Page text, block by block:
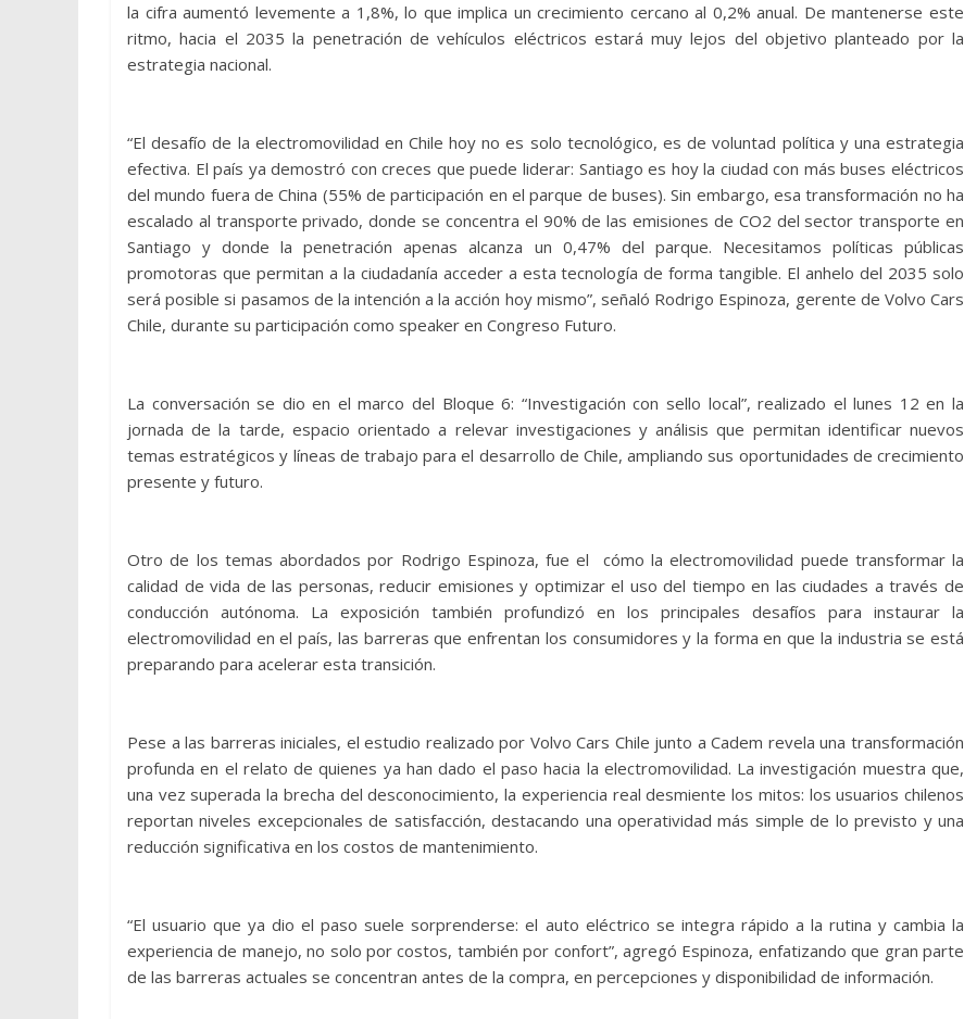
la cifra aumentó levemente a 1,8%, lo que implica un crecimiento cercano al 0,2% anual. De mantenerse este
ritmo, hacia el 2035 la penetración de vehículos eléctricos estará muy lejos del objetivo planteado por la
estrategia nacional.
“El desafío de la electromovilidad en Chile hoy no es solo tecnológico, es de voluntad política y una estrategia
efectiva. El país ya demostró con creces que puede liderar: Santiago es hoy la ciudad con más buses eléctricos
del mundo fuera de China (55% de participación en el parque de buses). Sin embargo, esa transformación no ha
escalado al transporte privado, donde se concentra el 90% de las emisiones de CO2 del sector transporte en
Santiago y donde la penetración apenas alcanza un 0,47% del parque. Necesitamos políticas públicas
promotoras que permitan a la ciudadanía acceder a esta tecnología de forma tangible. El anhelo del 2035 solo
será posible si pasamos de la intención a la acción hoy mismo”, señaló Rodrigo Espinoza, gerente de Volvo Cars
Chile, durante su participación como speaker en Congreso Futuro.
La conversación se dio en el marco del Bloque 6: “Investigación con sello local”, realizado el lunes 12 en la
jornada de la tarde, espacio orientado a relevar investigaciones y análisis que permitan identificar nuevos
temas estratégicos y líneas de trabajo para el desarrollo de Chile, ampliando sus oportunidades de crecimiento
presente y futuro.
Otro de los temas abordados por Rodrigo Espinoza, fue el cómo la electromovilidad puede transformar la
calidad de vida de las personas, reducir emisiones y optimizar el uso del tiempo en las ciudades a través de
conducción autónoma. La exposición también profundizó en los principales desafíos para instaurar la
electromovilidad en el país, las barreras que enfrentan los consumidores y la forma en que la industria se está
preparando para acelerar esta transición.
Pese a las barreras iniciales, el estudio realizado por Volvo Cars Chile junto a Cadem revela una transformación
profunda en el relato de quienes ya han dado el paso hacia la electromovilidad. La investigación muestra que,
una vez superada la brecha del desconocimiento, la experiencia real desmiente los mitos: los usuarios chilenos
reportan niveles excepcionales de satisfacción, destacando una operatividad más simple de lo previsto y una
reducción significativa en los costos de mantenimiento.
“El usuario que ya dio el paso suele sorprenderse: el auto eléctrico se integra rápido a la rutina y cambia la
experiencia de manejo, no solo por costos, también por confort”, agregó Espinoza, enfatizando que gran parte
de las barreras actuales se concentran antes de la compra, en percepciones y disponibilidad de información.